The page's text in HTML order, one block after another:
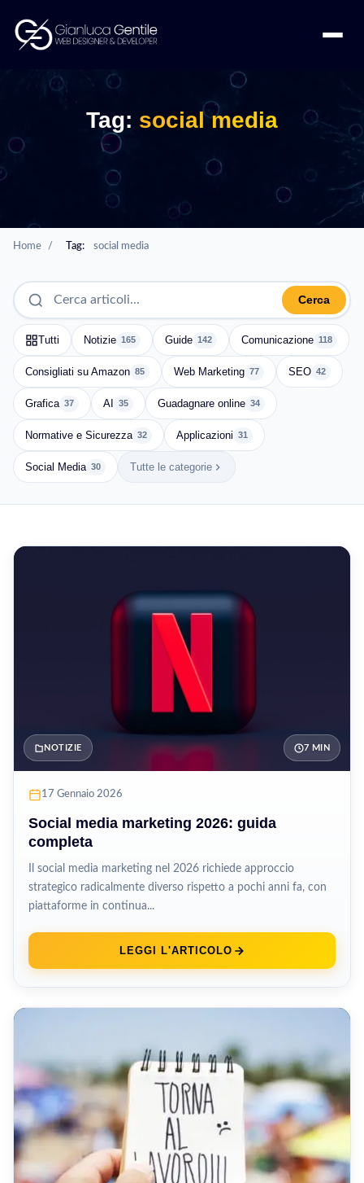
Tag: social media
Home / Tag: social media
Cerca
Tutti Notizie 165 Guide 142 Comunicazione 118
Consigliati su Amazon 85 Web Marketing 77 SEO 42
Grafica 37 AI 35 Guadagnare online 34
Normative e Sicurezza 32 Applicazioni 31
Social Media 30 Tutte le categorie
NOTIZIE 7 MIN
17 Gennaio 2026
Social media marketing 2026: guida
completa
Il social media marketing nel 2026 richiede approccio
strategico radicalmente diverso rispetto a pochi anni fa, con
piattaforme in continua...
LEGGI L'ARTICOLO